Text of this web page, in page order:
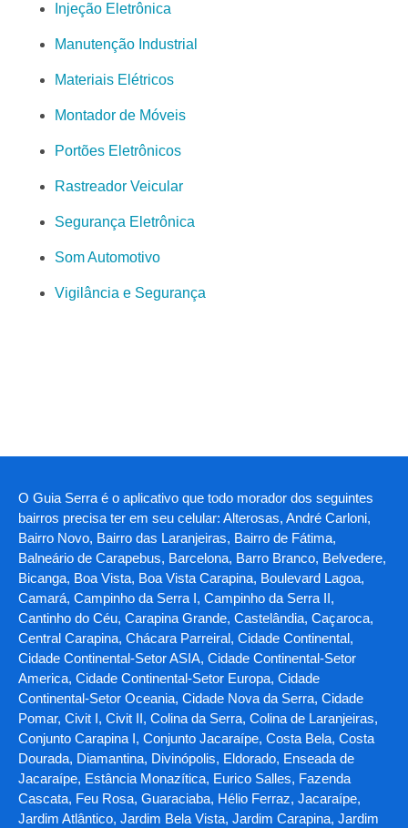
Injeção Eletrônica
Manutenção Industrial
Materiais Elétricos
Montador de Móveis
Portões Eletrônicos
Rastreador Veicular
Segurança Eletrônica
Som Automotivo
Vigilância e Segurança
O Guia Serra é o aplicativo que todo morador dos seguintes
bairros precisa ter em seu celular: Alterosas, André Carloni,
Bairro Novo, Bairro das Laranjeiras, Bairro de Fátima,
Balneário de Carapebus, Barcelona, Barro Branco, Belvedere,
Bicanga, Boa Vista, Boa Vista Carapina, Boulevard Lagoa,
Camará, Campinho da Serra I, Campinho da Serra II,
Cantinho do Céu, Carapina Grande, Castelândia, Caçaroca,
Central Carapina, Chácara Parreiral, Cidade Continental,
Cidade Continental-Setor ASIA, Cidade Continental-Setor
America, Cidade Continental-Setor Europa, Cidade
Continental-Setor Oceania, Cidade Nova da Serra, Cidade
Pomar, Civit I, Civit II, Colina da Serra, Colina de Laranjeiras,
Conjunto Carapina I, Conjunto Jacaraípe, Costa Bela, Costa
Dourada, Diamantina, Divinópolis, Eldorado, Enseada de
Jacaraípe, Estância Monazítica, Eurico Salles, Fazenda
Cascata, Feu Rosa, Guaraciaba, Hélio Ferraz, Jacaraípe,
Jardim Atlântico, Jardim Bela Vista, Jardim Carapina, Jardim